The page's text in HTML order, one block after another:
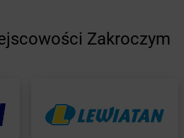
Zakroczym